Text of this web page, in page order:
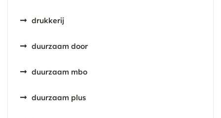
drukkerij
duurzaam door
duurzaam mbo
duurzaam plus